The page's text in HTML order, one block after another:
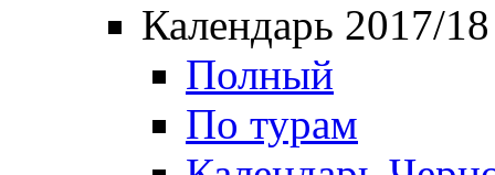
Календарь 2017/18
Полный
По турам